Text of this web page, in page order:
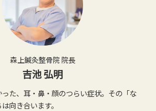
森上鍼灸整骨院 院長
吉池 弘明
た、耳・鼻・顔のつらい症状。その「な
向き合います。